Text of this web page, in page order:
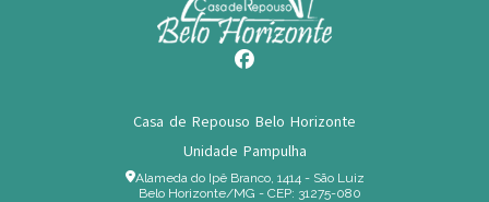
Casa de Repouso Belo Horizonte
Unidade Pampulha
Alameda do Ipê Branco, 1414 - São Luiz
Belo Horizonte/MG - CEP: 31275-080